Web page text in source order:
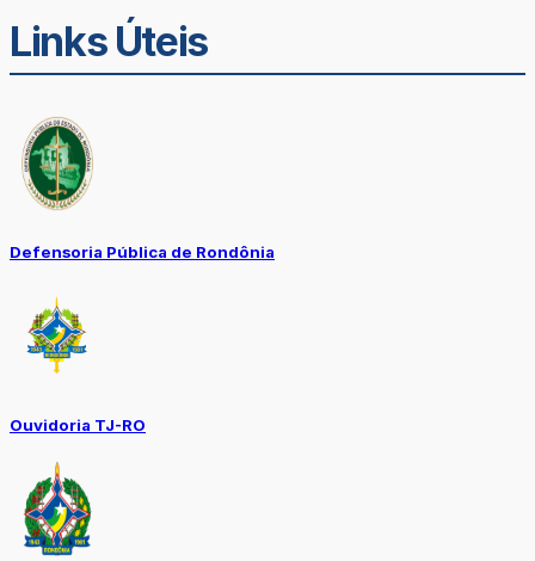
Links Úteis
Defensoria Pública de Rondônia
Ouvidoria TJ-RO